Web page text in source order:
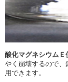
酸化マグネシウムＥ
やく崩壊するので
用できます。